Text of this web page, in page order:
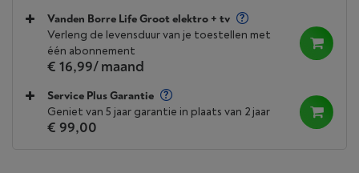
Vanden Borre Life Groot elektro + tv
Verleng de levensduur van je toestellen met
één abonnement
€ 16,99/ maand
Service Plus Garantie
Geniet van 5 jaar garantie in plaats van 2 jaar
€ 99,00